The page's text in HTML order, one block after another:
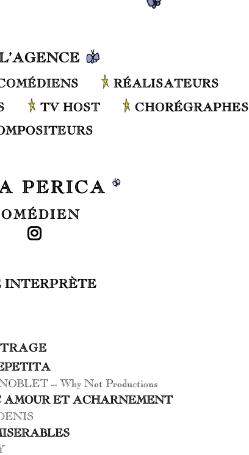
RÉALISATEURS
TV HOST
CHORÉGRAPHES
PERICA
INTERPRÈTE
– Why Not Productions
AMOUR ET ACHARNEMENT